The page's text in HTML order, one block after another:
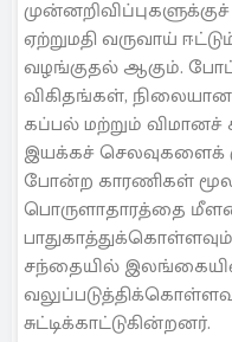
ஏற்றுமதி வருவாய்
வழங்குதல் ஆகும்.
விகிதங்கள்,
கப்பல் மற்றும்
இயக்கச்
போன்ற காரணிகள்
பொருளாதாரத்தை
சந்தையில்
சுட்டிக்காட்டுகின்றனர்.